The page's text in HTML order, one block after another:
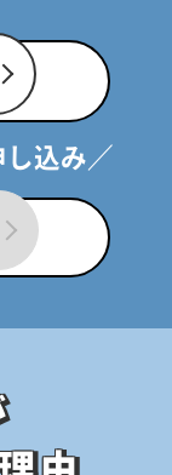
込み／